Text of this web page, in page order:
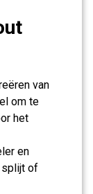
van
om te
het
en
splijt of